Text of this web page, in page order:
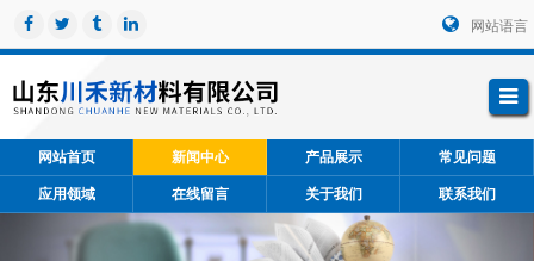
网站语言
网站首页 新闻中心 产品展示 常见问题
应用领域 在线留言 关于我们 联系我们